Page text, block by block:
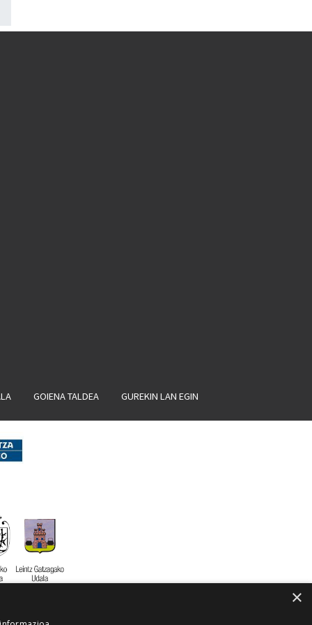
GOIENA TALDEA GUREKIN LAN EGIN
×